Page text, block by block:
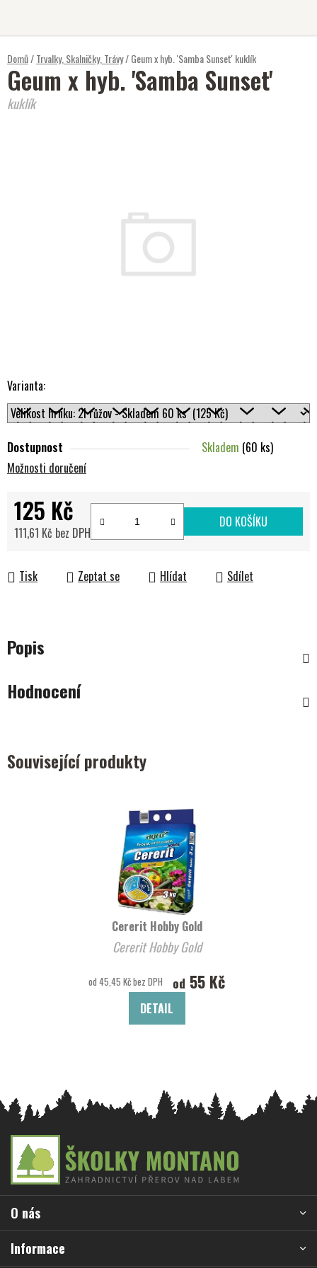
Domů/Trvalky, Skalničky, Trávy/Geum x hyb. 'Samba Sunset'kuklík
Varianta:
Dostupnost Skladem (60 ks)
Možnosti doručení
125 Kč
111,61 Kč bez DPH
DO KOŠÍKU
Tisk Zeptat se Hlídat Sdílet
Geum x hyb. 'Samba Sunset'
kuklík
Popis
Hodnocení
Související produkty
Cererit Hobby Gold
Cererit Hobby Gold
od 45,45 Kč bez DPH od 55 Kč
DETAIL
a
í
O nás
Informace